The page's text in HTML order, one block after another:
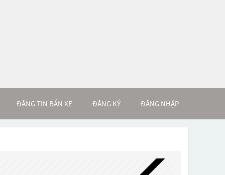
ĐĂNG TIN BÁN XE ĐĂNG KÝ ĐĂNG NHẬP